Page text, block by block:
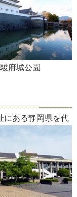
駿府城公園
にある静岡県を代
するホール